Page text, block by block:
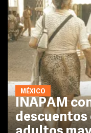
MÉXICO
INAPAM